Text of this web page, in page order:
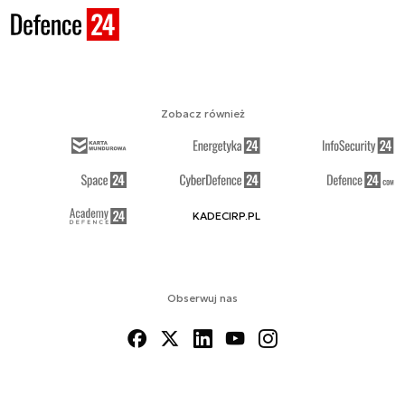
Obserwuj nas
Zobacz również
KADECIRP.PL